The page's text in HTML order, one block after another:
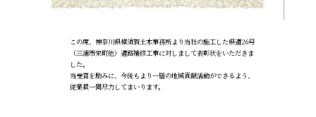
この度、神奈川県横須賀土木事務所より当社の施工した県道26号
（三浦市栄町他）道路補修工事に対しまして表彰状をいただきま
した。
当受賞を励みに、今後もより一層の地域貢献活動ができるよう、
従業員一同尽力してまいります。